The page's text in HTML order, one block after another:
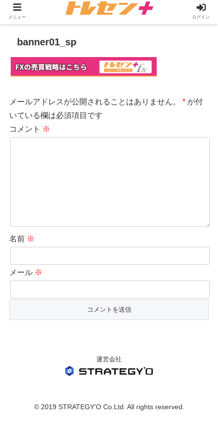
banner01_sp
メールアドレスが公開されることはありません。 * が付
いている欄は必須項目です
コメント ※
名前 ※
メール ※
運営会社
© 2019 STRATEGY'O Co.Ltd. All rights reserved.
メニュー ログイン